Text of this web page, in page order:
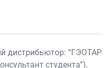
дистрибьютор: “ГЭОТАР
студента”),